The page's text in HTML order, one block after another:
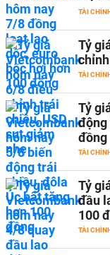
TÀI
Tỷ
TÀI
Tỷ
động
đồng
TÀI
Tỷ
đầu
100
TÀI